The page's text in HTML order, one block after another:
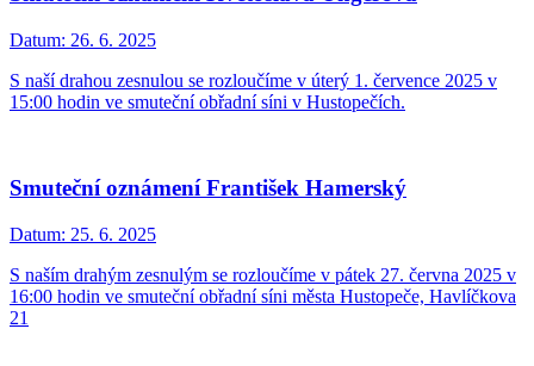
Datum: 26. 6. 2025
S naší drahou zesnulou se rozloučíme v úterý 1. července 2025 v
15:00 hodin ve smuteční obřadní síni v Hustopečích.
Smuteční oznámení František Hamerský
Datum: 25. 6. 2025
S naším drahým zesnulým se rozloučíme v pátek 27. června 2025 v
16:00 hodin ve smuteční obřadní síni města Hustopeče, Havlíčkova
21